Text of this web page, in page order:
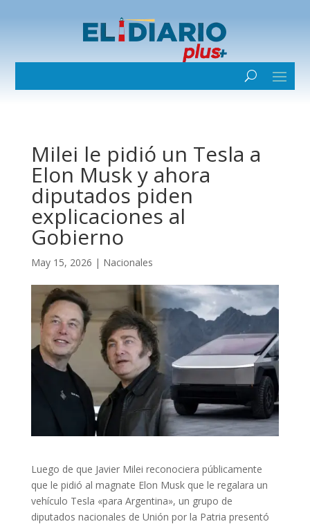
Milei le pidió un Tesla a
Elon Musk y ahora
diputados piden
explicaciones al
Gobierno
May 15, 2026 | Nacionales
Luego de que Javier Milei reconociera públicamente
que le pidió al magnate Elon Musk que le regalara un
vehículo Tesla «para Argentina», un grupo de
diputados nacionales de Unión por la Patria presentó